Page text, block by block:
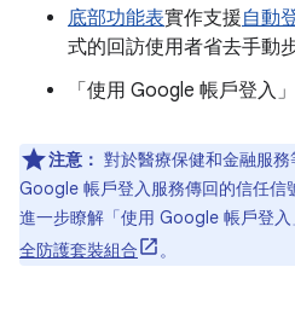
底部功能表實作支援自動
式的回訪使用者省去手動步
「使用 Google 帳戶登入
注意： 對於醫療保健和金融服
Google 帳戶登入服務傳回的信任信
進一步瞭解「使用 Google 帳戶登
全防護套裝組合
。